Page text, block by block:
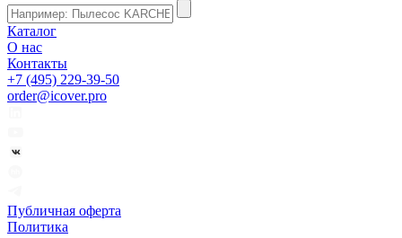
Каталог
О нас
Контакты
+7 (495) 229-39-50
order@icover.pro
Публичная оферта
Политика